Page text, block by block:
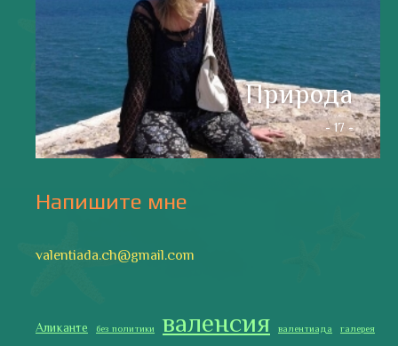
Природа
- 17 -
Напишите мне
valentiada.ch@gmail.com
Аликанте без политики валенсия валентиада галерея